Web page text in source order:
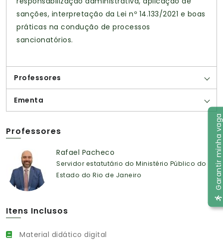
Garantir minha vaga
sanções, interpretação da Lei nº 14.133/2021 e boas
práticas na condução de processos
sancionatórios.
Professores
Ementa
Professores
Rafael Pacheco
Servidor estatutário do Ministério Público do
Estado do Rio de Janeiro
Itens Inclusos
Material didático digital